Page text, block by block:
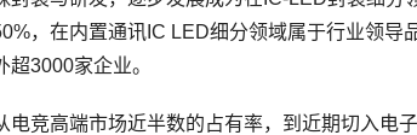
，在内置通讯IC LED细分领域属于行业领
超3000家企业。
高端市场近半数的占有率，到近期切入电子